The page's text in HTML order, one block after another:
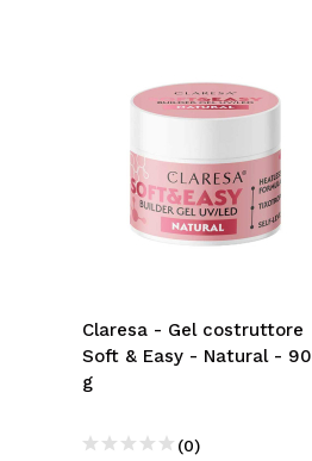
Claresa - Gel costruttore
Soft & Easy - Natural - 90
g
(0)